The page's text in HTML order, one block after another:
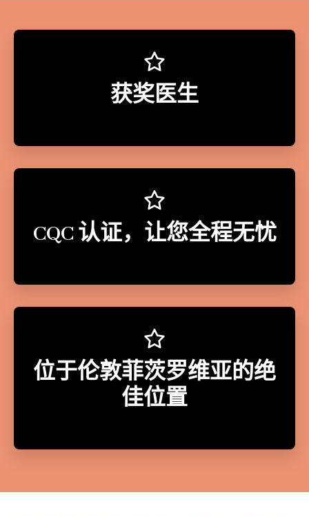
获奖医生
CQC 认证，让您全程无忧
位于伦敦菲茨罗维亚的绝
佳位置